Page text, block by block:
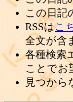
この日記
RSSはこ
全文が含
各種検索
ことでお
見つから